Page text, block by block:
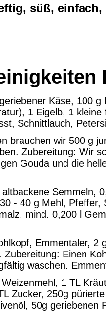
süß, einfach,
Käse, 100 g
1 Eigelb, 1
Schnittlauch,
brauchen wir 500 g
Zubereitung: Wir
Gouda und die
Semmeln,
- 40 g Mehl, Pfeffer,
mind. 0,200 l
Emmentaler, 2
Zubereitung: Einen
waschen.
1 TL
Zucker, 250g
50g geriebenen